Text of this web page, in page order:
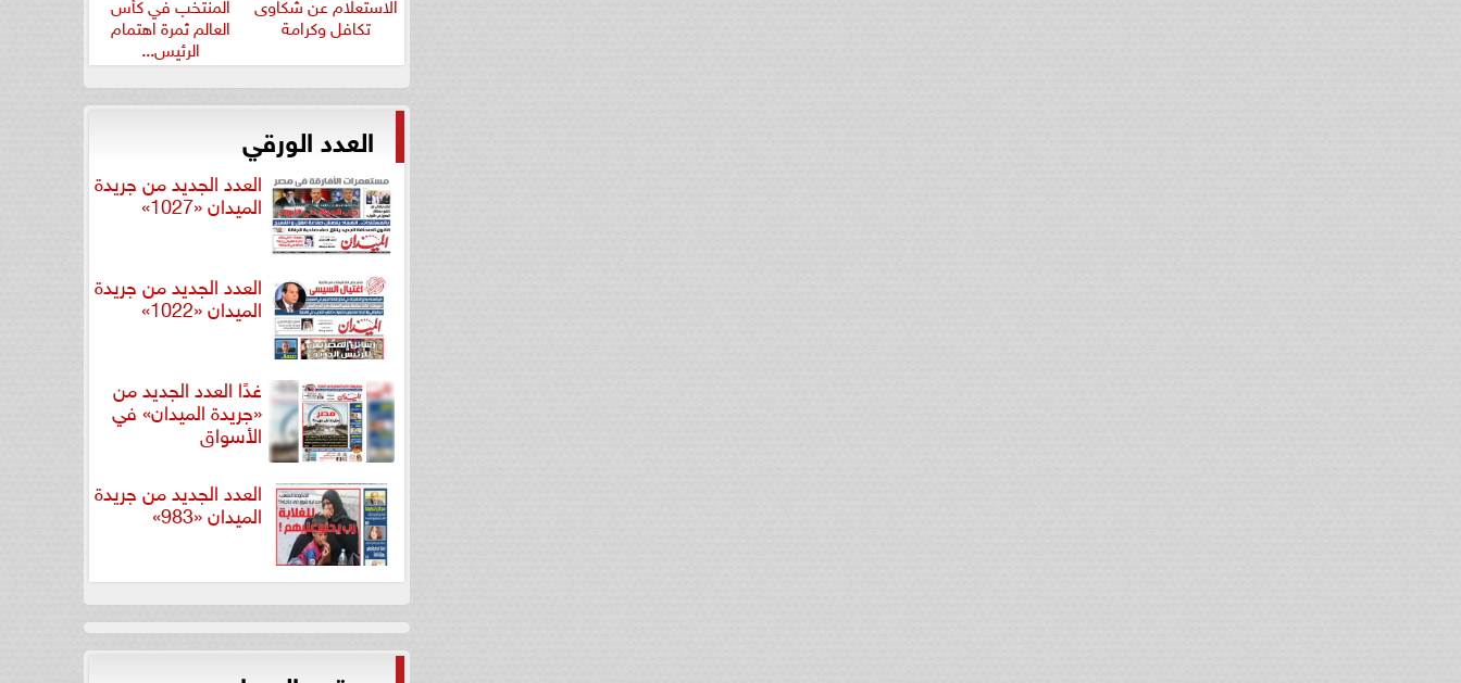
تكافل وكرامة العالم ثمرة اهتمام
الرئيس...
العدد الورقي
العدد الجديد من جريدة
الميدان «1027»
العدد الجديد من جريدة
الميدان «1022»
غدًا العدد الجديد من
«جريدة الميدان» في
الأسواق
العدد الجديد من جريدة
الميدان «983»